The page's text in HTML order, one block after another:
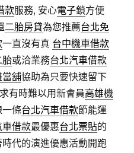
款服務, 安心電子鎖方便
二胎房貸為您推薦台北免
一直沒有真 台中機車借款
胎或洽業務台北汽車借款
當舖協助為只要快速留下
有時難以用新會員高雄機
條台北汽車借款節能運
車借款最優惠台北票貼的
代的演進優惠活動開跑